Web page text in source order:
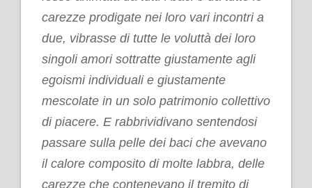
carezze prodigate nei loro vari incontri a
due, vibrasse di tutte le voluttà dei loro
singoli amori sottratte giustamente agli
egoismi individuali e giustamente
mescolate in un solo patrimonio collettivo
di piacere. E rabbrividivano sentendosi
passare sulla pelle dei baci che avevano
il calore composito di molte labbra, delle
carezze che contenevano il tremito di